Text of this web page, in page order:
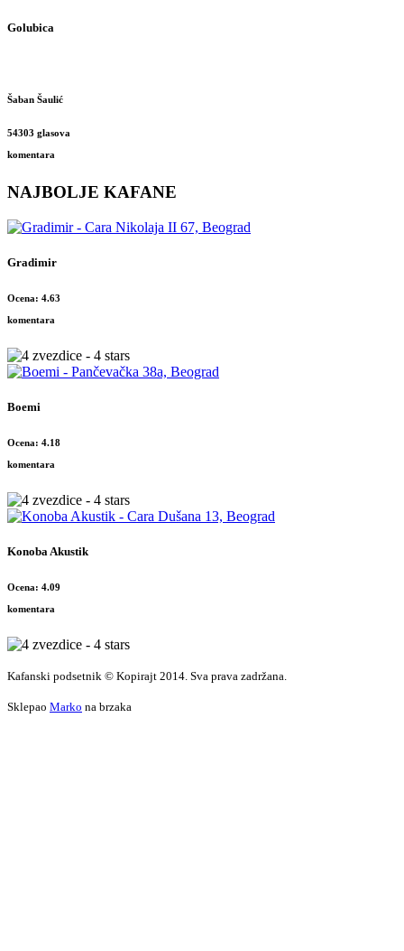
Golubica
Šaban Šaulić
54303 glasova
komentara
NAJBOLJE KAFANE
Gradimir
Ocena: 4.63
komentara
Boemi
Ocena: 4.18
komentara
Konoba Akustik
Ocena: 4.09
komentara
Kafanski podsetnik © Kopirajt 2014. Sva prava zadržana.
Sklepao Marko na brzaka